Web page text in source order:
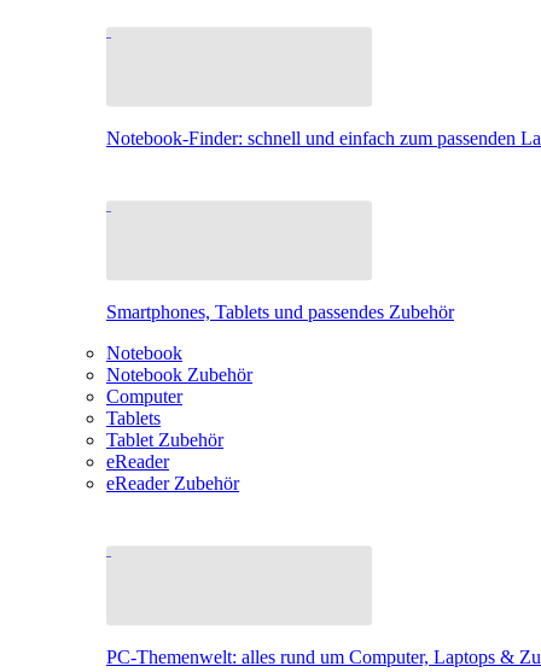
Notebook-Finder: schnell und einfach zum passenden
Smartphones, Tablets und passendes Zubehör
Notebook
Notebook Zubehör
Computer
Tablets
Tablet Zubehör
eReader
eReader Zubehör
PC-Themenwelt: alles rund um Computer, Laptops &